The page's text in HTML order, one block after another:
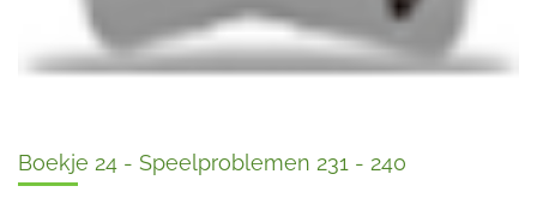
Boekje 24 - Speelproblemen 231 - 240